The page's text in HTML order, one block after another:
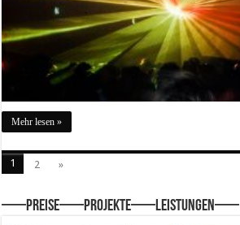
Mehr lesen »
1 2 »
—–Preise—–Projekte—–Leistungen—–